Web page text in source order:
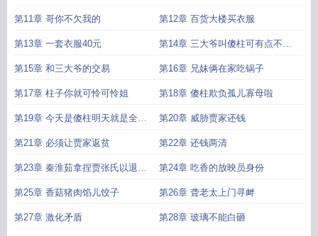
第11章 哥你不欠我的 第12章 百货大楼买衣服
第13章 一套衣服40元 第14章 三大爷叫傻柱可有点不尊
重人
第15章 和三大爷的交易 第16章 兄妹俩在家吃锅子
第17章 柱子你就可怜可怜姐 第18章 傻柱欺负孤儿寡母啦
第19章 今天是傻柱明天就是全院
人
第20章 威胁贾家还钱
第21章 必须让贾家返贫 第22章 还钱两清
第23章 秦淮茹拿捏贾张氏以退为
进
第24章 吃香的放映员身份
第25章 香菇猪肉馅儿饺子 第26章 聋老太上门寻衅
第27章 激化矛盾 第28章 玻璃不能白砸